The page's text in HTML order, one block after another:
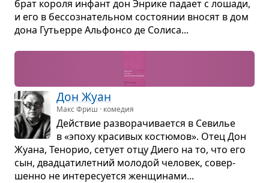
брат короля инфант дон Энрике падает с лошади,
и его в бес­со­зна­тель­ном состо­я­нии вно­сят в дом
дона Гутьерре Аль­фонсо де Солиса...
Дон Жуан
Макс Фриш · комедия
Действие раз­во­ра­чи­ва­ется в Севи­лье
в «эпоху кра­си­вых костю­мов». Отец Дон
Жуана, Тено­рио, сетует отцу Диего на то, что его
сын, два­дца­ти­лет­ний моло­дой чело­век, совер­
шенно не инте­ре­су­ется жен­щи­нами...